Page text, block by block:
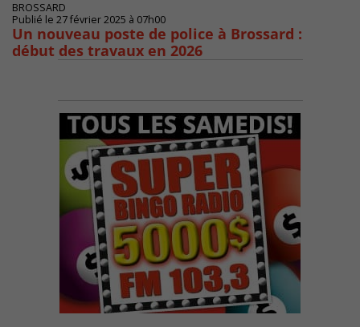
BROSSARD
Publié le 27 février 2025 à 07h00
Un nouveau poste de police à Brossard :
début des travaux en 2026